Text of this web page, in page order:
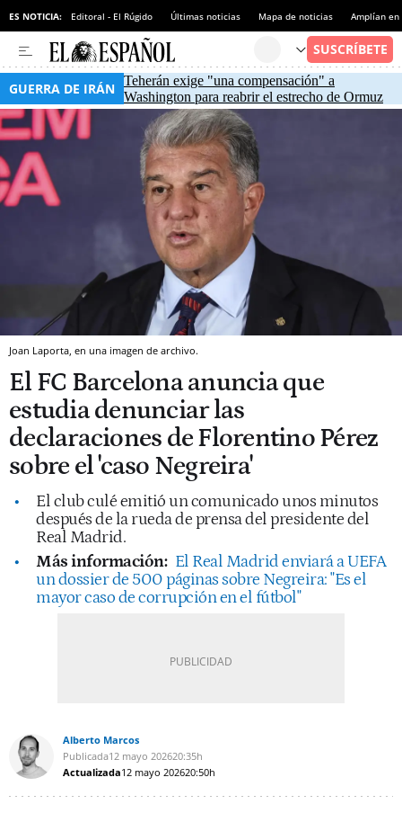
ES NOTICIA: Editoral - El Rúgido Últimas noticias Mapa de noticias Amplían
GUERRA DE IRÁN Teherán exige "una compensación" a
Washington para reabrir el estrecho de Ormuz
Joan Laporta, en una imagen de archivo.
El FC Barcelona anuncia que
estudia denunciar las
declaraciones de Florentino Pérez
sobre el 'caso Negreira'
El club culé emitió un comunicado unos minutos
después de la rueda de prensa del presidente del
Real Madrid.
Más información: El Real Madrid enviará a UEFA
un dossier de 500 páginas sobre Negreira: "Es el
mayor caso de corrupción en el fútbol"
Alberto Marcos
Publicada12 mayo 202620:35h
Actualizada12 mayo 202620:50h